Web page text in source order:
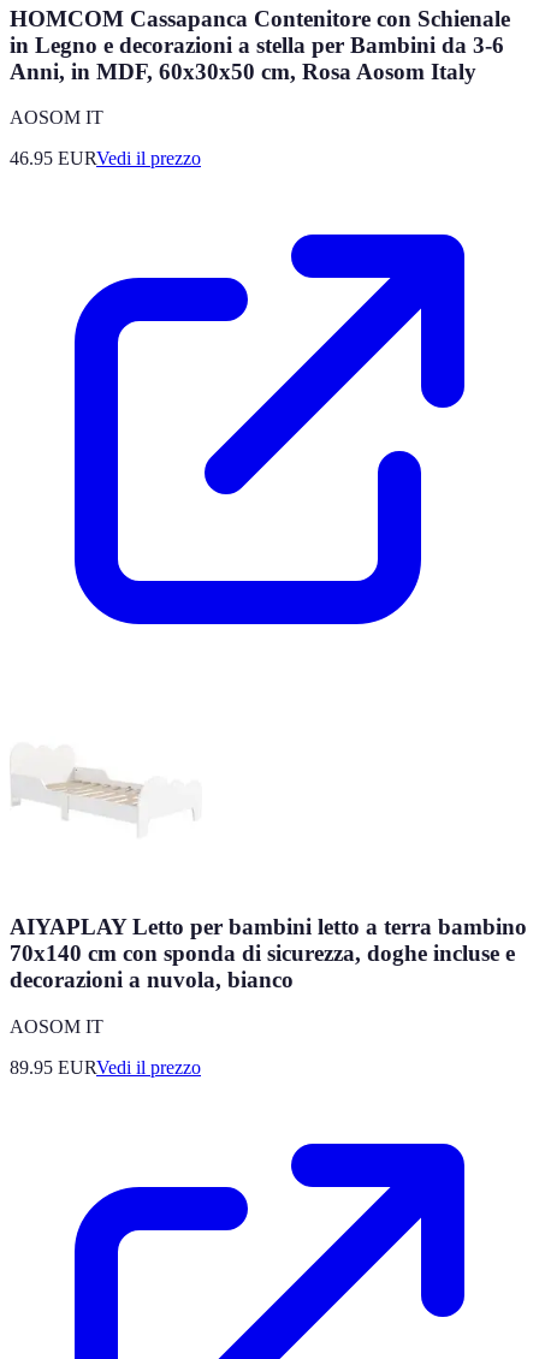
HOMCOM Cassapanca Contenitore con Schienale
in Legno e decorazioni a stella per Bambini da 3-6
Anni, in MDF, 60x30x50 cm, Rosa Aosom Italy
AOSOM IT
46.95 EURVedi il prezzo
AIYAPLAY Letto per bambini letto a terra bambino
70x140 cm con sponda di sicurezza, doghe incluse e
decorazioni a nuvola, bianco
AOSOM IT
89.95 EURVedi il prezzo